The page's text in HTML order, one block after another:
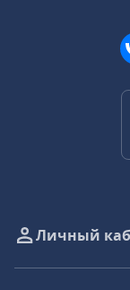
Личный